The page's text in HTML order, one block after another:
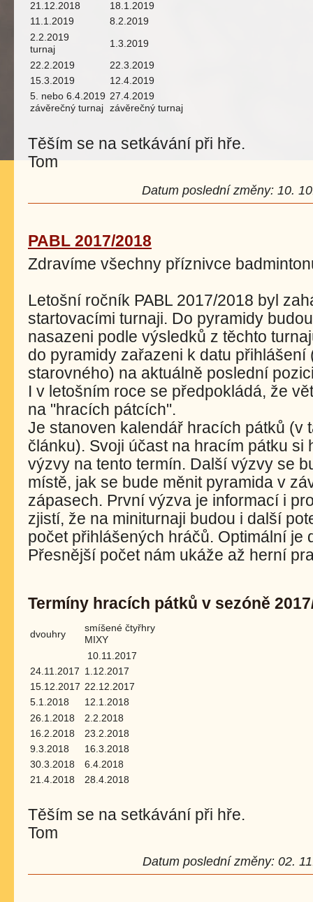
21.12.2018
18.1.2019
11.1.2019
8.2.2019
2.2.2019
turnaj
1.3.2019
22.2.2019
22.3.2019
15.3.2019
12.4.2019
5. nebo 6.4.2019
závěrečný turnaj
27.4.2019
závěrečný turnaj
Těším se na setkávání při hře.
Tom
Datum poslední změny: 10.
PABL 2017/2018
Zdravíme všechny příznivce
Letošní ročník PABL 2017/2018 byl
startovacími turnaji. Do pyramidy
nasazeni podle výsledků z těchto
do pyramidy zařazeni k datu
starovného) na aktuálně poslední
I v letošním roce se předpokládá, že
na "hracích pátcích".
Je stanoven kalendář hracích pátků (v
článku). Svoji účast na hracím pátku si
výzvy na tento termín. Další výzvy se
místě, jak se bude měnit pyramida v
zápasech. První výzva je informací i
zjistí, že na miniturnaji budou i další
počet přihlášených hráčů. Optimální je
Přesnější počet nám ukáže až herní
Termíny hracích pátků v sezóně
dvouhry
smíšené čtyřhry
MIXY
10.11.2017
24.11.2017 1.12.2017
15.12.2017 22.12.2017
5.1.2018
12.1.2018
26.1.2018
2.2.2018
16.2.2018
23.2.2018
9.3.2018
16.3.2018
30.3.2018
6.4.2018
21.4.2018
28.4.2018
Těším se na setkávání při hře.
Tom
Datum poslední změny: 02.